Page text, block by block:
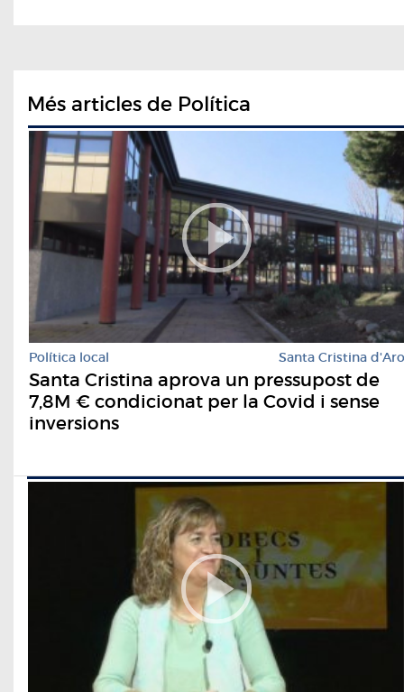
Més articles de Política
Política local Santa Cristina d'Aro
Santa Cristina aprova un pressupost de
7,8M € condicionat per la Covid i sense
inversions